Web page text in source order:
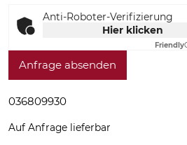
Anti-Roboter-Verifizierung
Hier klicken
Friendly
Anfrage absenden
036809930
Auf Anfrage lieferbar